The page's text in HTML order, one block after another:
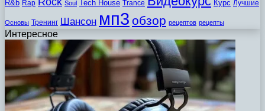
R&b Rap Soul Tech House Trance Курс Лучшие
Основы Тренинг Шансон мп3 обзор рецептов рецепты
Интересное